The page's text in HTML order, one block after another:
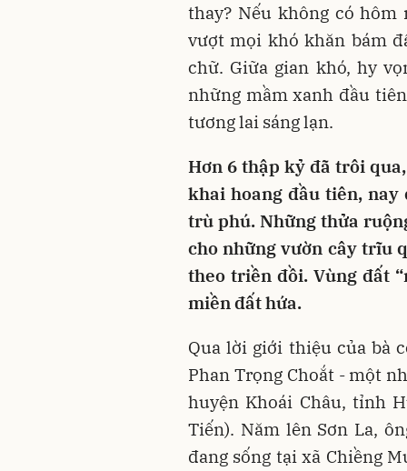
thay? Nếu không có hôm
vượt mọi khó khăn bám
chữ. Giữa gian khó, hy
những mầm xanh đầu
tương lai sáng lạn.
Hơn 6 thập kỷ đã trôi
khai hoang đầu tiên,
trù phú. Những thửa
cho những vườn cây trĩu
theo triền đồi. Vùng đất
miền đất hứa.
Qua lời giới thiệu của bà
Phan Trọng Choắt - một
huyện Khoái Châu, tỉnh
Tiến). Năm lên Sơn La,
đang sống tại xã Chiềng